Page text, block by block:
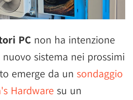
PC non ha intenzione
sistema nei prossimi
emerge da un sondaggio
Hardware su un